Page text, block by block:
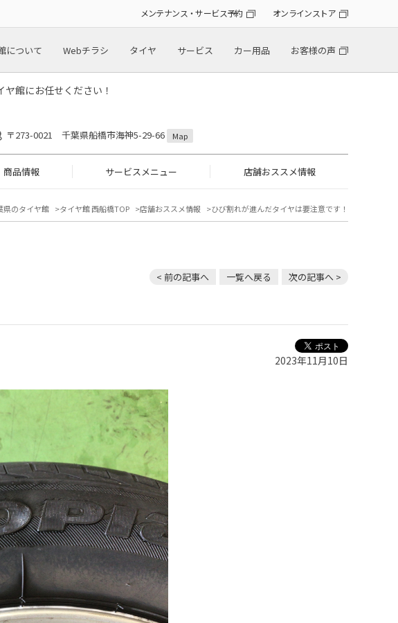
メンテナンス・サービス予約 オンラインストア
について Webチラシ タイヤ サービス カー用品 お客様の声
館にお任せください！
〒273-0021 千葉県船橋市海神5-29-66 Map
商品情報 サービスメニュー 店舗おススメ情報
県のタイヤ館 タイヤ館 西船橋TOP 店舗おススメ情報 ひび割れが進んだタイヤは要注意です！
< 前の記事へ 一覧へ戻る 次の記事へ >
2023年11月10日